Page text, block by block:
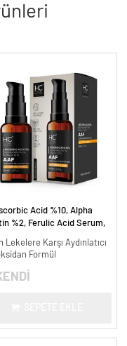
Acid %10, Alpha
%2, Ferulic Acid Serum,
Lekelere Karşı Aydınlatıcı
Formül